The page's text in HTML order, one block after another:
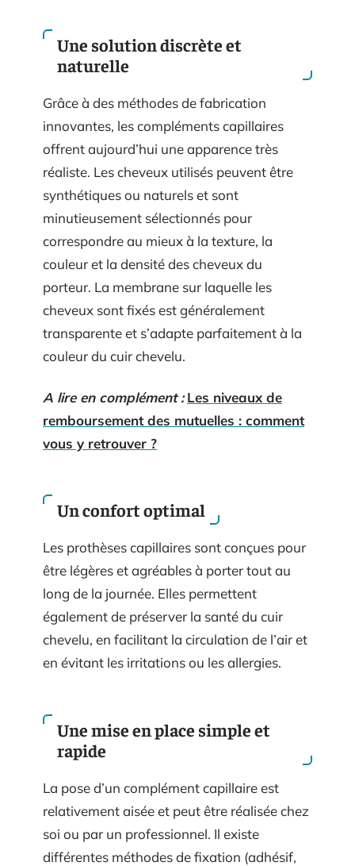
Une solution discrète et
naturelle
Grâce à des méthodes de fabrication
innovantes, les compléments capillaires
offrent aujourd’hui une apparence très
réaliste. Les cheveux utilisés peuvent être
synthétiques ou naturels et sont
minutieusement sélectionnés pour
correspondre au mieux à la texture, la
couleur et la densité des cheveux du
porteur. La membrane sur laquelle les
cheveux sont fixés est généralement
transparente et s’adapte parfaitement à la
couleur du cuir chevelu.
A lire en complément : Les niveaux de
remboursement des mutuelles : comment
vous y retrouver ?
Un confort optimal
Les prothèses capillaires sont conçues pour
être légères et agréables à porter tout au
long de la journée. Elles permettent
également de préserver la santé du cuir
chevelu, en facilitant la circulation de l’air et
en évitant les irritations ou les allergies.
Une mise en place simple et
rapide
La pose d’un complément capillaire est
relativement aisée et peut être réalisée chez
soi ou par un professionnel. Il existe
différentes méthodes de fixation (adhésif,